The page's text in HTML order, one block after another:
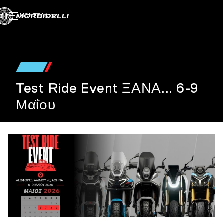
ΜΟΝΤΈΛΑ
Test Ride Event ΞΑΝΑ... 6-9
Μαΐου